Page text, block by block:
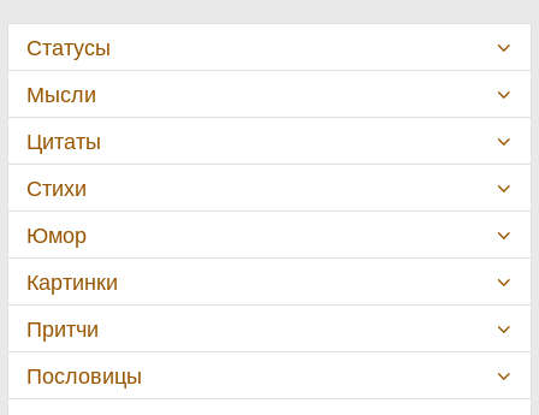
Статусы
Мысли
Цитаты
Стихи
Юмор
Картинки
Притчи
Пословицы